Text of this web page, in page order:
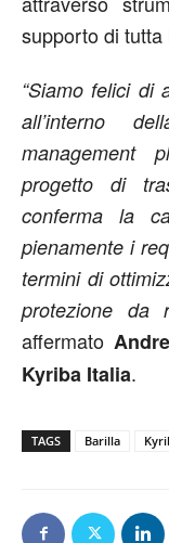
supporto di tutta
“Siamo felici di
all’interno
management
progetto di
conferma la
pienamente i
termini di
protezione da
affermato
Kyriba Italia.
TAGS Barilla